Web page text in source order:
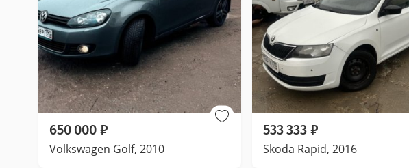
650 000 ₽
Volkswagen Golf, 2010
533 333 ₽
Skoda Rapid, 2016